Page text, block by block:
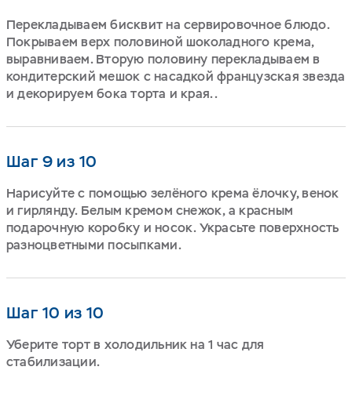
Перекладываем бисквит на сервировочное блюдо.
Покрываем верх половиной шоколадного крема,
выравниваем. Вторую половину перекладываем в
кондитерский мешок с насадкой французская звезда
и декорируем бока торта и края..
Шаг 9 из 10
Нарисуйте с помощью зелёного крема ёлочку, венок
и гирлянду. Белым кремом снежок, а красным
подарочную коробку и носок. Украсьте поверхность
разноцветными посыпками.
Шаг 10 из 10
Уберите торт в холодильник на 1 час для
стабилизации.